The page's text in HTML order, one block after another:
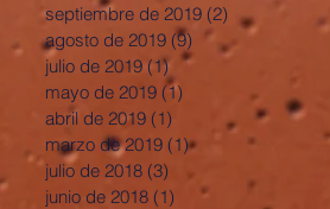
septiembre de 2019 (2) 2 entradas
agosto de 2019 (9) 9 entradas
julio de 2019 (1)1 entrada
mayo de 2019 (1) 1 entrada
abril de 2019 (1) 1 entrada
marzo de 2019 (1)1 entrada
julio de 2018 (3)
junio de 2018 (1) 1 entrada